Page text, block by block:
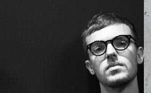
ADATKEZELÉSI TÁJÉKOZTATÓ